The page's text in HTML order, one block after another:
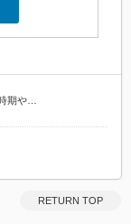
期や…
RETURN TOP